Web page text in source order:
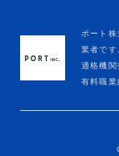
ポート株
業者です
適格機関
有料職